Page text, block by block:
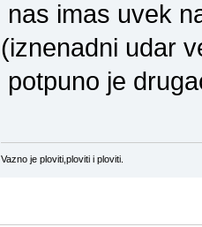
nas imas uvek
(iznenadni udar
potpuno je
Vazno je ploviti,ploviti i ploviti.